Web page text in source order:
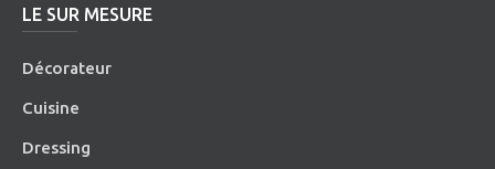
LE SUR MESURE
Décorateur
Cuisine
Dressing